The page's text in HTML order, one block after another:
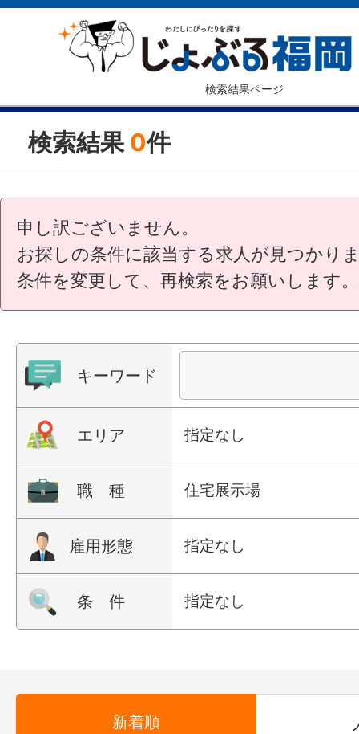
検索結果ページ
検索結果 0件
申し訳ございません。
お探しの条件に該当する求人が見つかり
条件を変更して、再検索をお願いします。
キーワード
エリア 指定なし
職 種 住宅展示場
雇用形態 指定なし
条 件 指定なし
新着順